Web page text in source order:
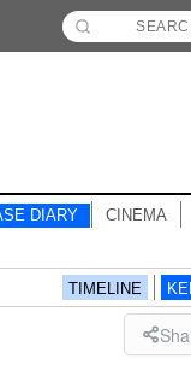
DIARY CINEMA
TIMELINE